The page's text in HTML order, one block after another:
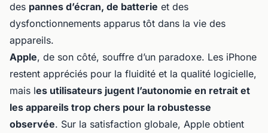
des pannes d’écran, de batterie et des
dysfonctionnements apparus tôt dans la vie des
appareils.
Apple, de son côté, souffre d’un paradoxe. Les iPhone
restent appréciés pour la fluidité et la qualité logicielle,
mais les utilisateurs jugent l’autonomie en retrait et
les appareils trop chers pour la robustesse
observée. Sur la satisfaction globale, Apple obtient